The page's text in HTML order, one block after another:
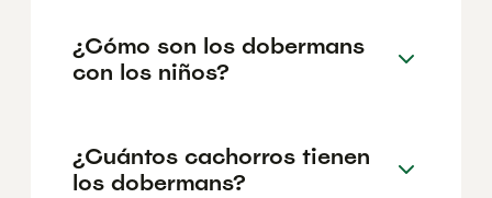
¿Cómo son los dobermans
con los niños?
¿Cuántos cachorros tienen
los dobermans?